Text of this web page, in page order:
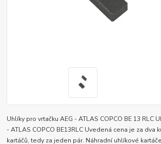
Uhlíky pro vrtačku AEG - ATLAS COPCO BE 13 RLC
- ATLAS COPCO BE13RLC Uvedená cena je za dva
kartáčů, tedy za jeden pár. Náhradní uhlíkové